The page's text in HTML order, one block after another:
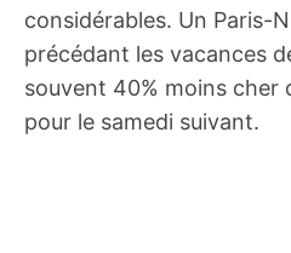
considérables. Un Paris-
précédant les vacances
souvent 40% moins cher
pour le samedi suivant.